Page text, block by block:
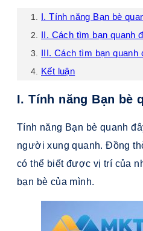
I. Tính năng Bạn bè
II. Cách tìm bạn quanh
III. Cách tìm bạn quanh
Kết luận
I. Tính năng Bạn bè
Tính năng Bạn bè quanh
người xung quanh. Đồng
có thể biết được vị trí của
bạn bè của mình.